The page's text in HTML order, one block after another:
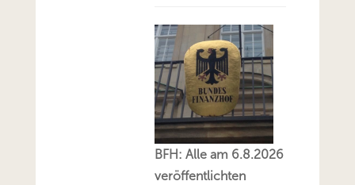
BFH: Alle am 6.8.2026
veröffentlichten